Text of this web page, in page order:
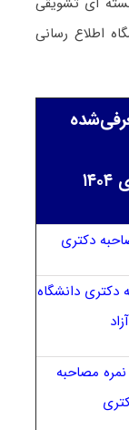
اطلاع رسانی
دکتری
دکتری دانشگاه
آزاد
مصاحبه